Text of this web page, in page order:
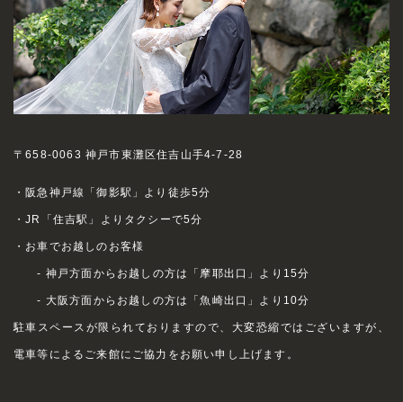
〒658-0063 神戸市東灘区住吉山手4-7-28
・阪急神戸線「御影駅」より徒歩5分
・JR「住吉駅」よりタクシーで5分
・お車でお越しのお客様
- 神戸方面からお越しの方は「摩耶出口」より15分
- 大阪方面からお越しの方は「魚崎出口」より10分
駐車スペースが限られておりますので、大変恐縮ではございますが、
電車等によるご来館にご協力をお願い申し上げます。